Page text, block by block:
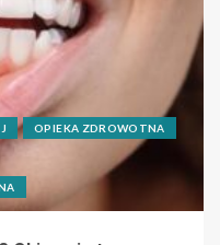
OPIEKA ZDROWOTNA